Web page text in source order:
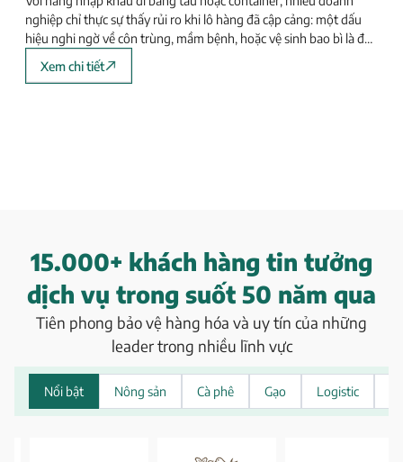
nghiệp chỉ thực sự thấy rủi ro khi lô hàng đã cập cảng: một dấu
hiệu nghi ngờ về côn trùng, mầm bệnh, hoặc vệ sinh bao bì là đủ
để lô hàng bị đưa vào luồng kiểm tra chặt hơn
Xem chi tiết
15.000+ khách hàng tin tưởng
dịch vụ trong suốt 50 năm qua
Tiên phong bảo vệ hàng hóa và uy tín của những
leader trong nhiều lĩnh vực
Nổi bật Nông sản Cà phê Gạo Logistic